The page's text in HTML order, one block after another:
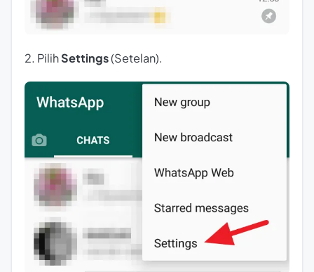
2. PilihSettings(Setelan).